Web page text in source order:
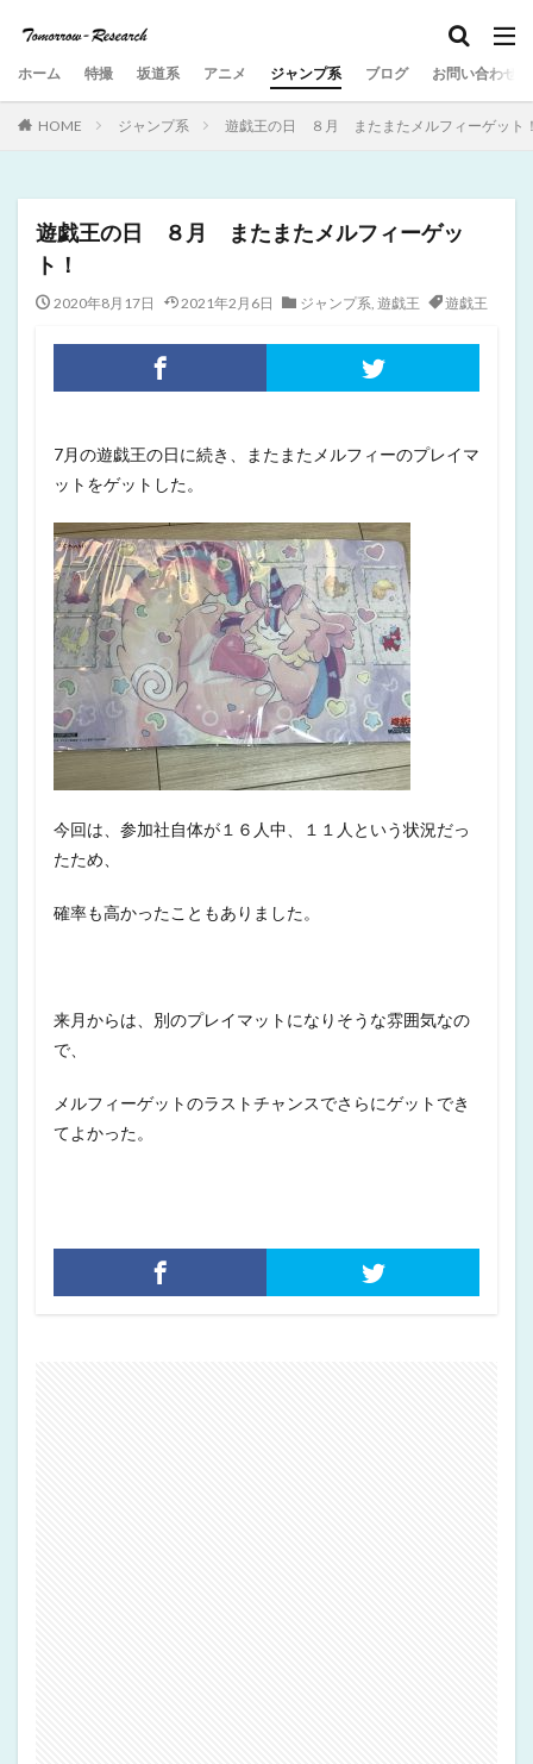
ホーム 特撮 坂道系 アニメ ジャンプ系 ブログ お問い合わせ
HOME ジャンプ系 遊戯王の日 ８月 またまたメルフィーゲット
遊戯王の日 ８月 またまたメルフィーゲッ
ト！
2020年8月17日 2021年2月6日 ジャンプ系, 遊戯王 遊戯王
7月の遊戯王の日に続き、またまたメルフィーのプレイマ
ットをゲットした。
今回は、参加社自体が１６人中、１１人という状況だっ
たため、
確率も高かったこともありました。
来月からは、別のプレイマットになりそうな雰囲気なの
で、
メルフィーゲットのラストチャンスでさらにゲットでき
てよかった。